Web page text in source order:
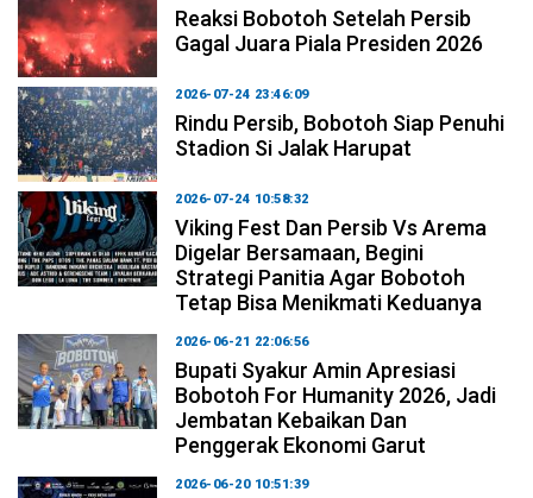
Reaksi Bobotoh Setelah Persib
Gagal Juara Piala Presiden 2026
2026-07-24 23:46:09
Rindu Persib, Bobotoh Siap Penuhi
Stadion Si Jalak Harupat
2026-07-24 10:58:32
Viking Fest Dan Persib Vs Arema
Digelar Bersamaan, Begini
Strategi Panitia Agar Bobotoh
Tetap Bisa Menikmati Keduanya
2026-06-21 22:06:56
Bupati Syakur Amin Apresiasi
Bobotoh For Humanity 2026, Jadi
Jembatan Kebaikan Dan
Penggerak Ekonomi Garut
2026-06-20 10:51:39